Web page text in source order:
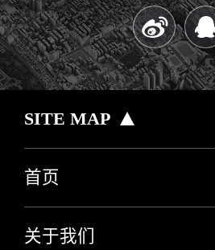
SITE MAP
首页
关于我们